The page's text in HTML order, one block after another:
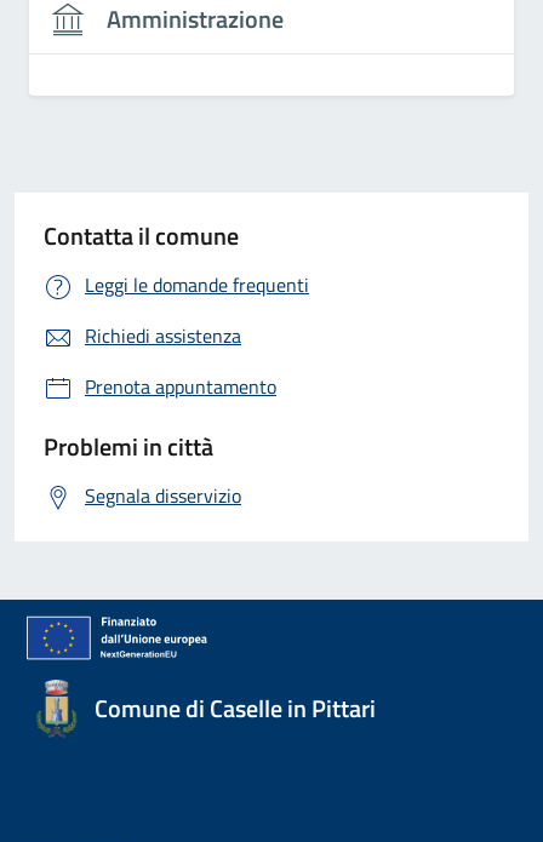
Amministrazione
Contatta il comune
Leggi le domande frequenti
Richiedi assistenza
Prenota appuntamento
Problemi in città
Segnala disservizio
Comune di Caselle in Pittari